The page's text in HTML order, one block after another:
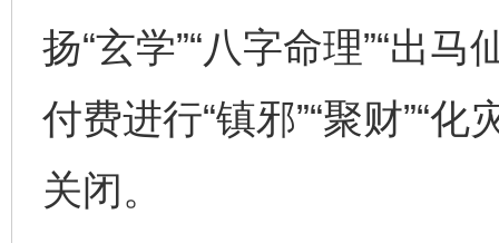
扬“玄学”“八字命理”“出
付费进行“镇邪”“聚财”“
关闭。